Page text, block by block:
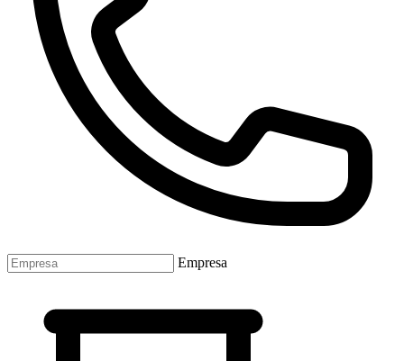
Empresa